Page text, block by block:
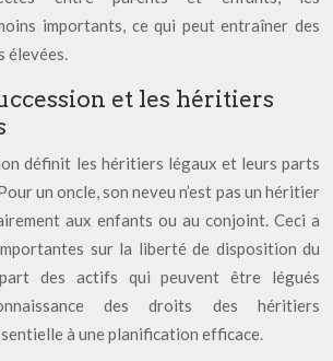
importants, ce qui peut entraîner des
élevées.
et les héritiers
définit les héritiers légaux et leurs parts
un oncle, son neveu n’est pas un héritier
aux enfants ou au conjoint. Ceci a
sur la liberté de disposition du
des actifs qui peuvent être légués
des droits des héritiers
à une planification efficace.